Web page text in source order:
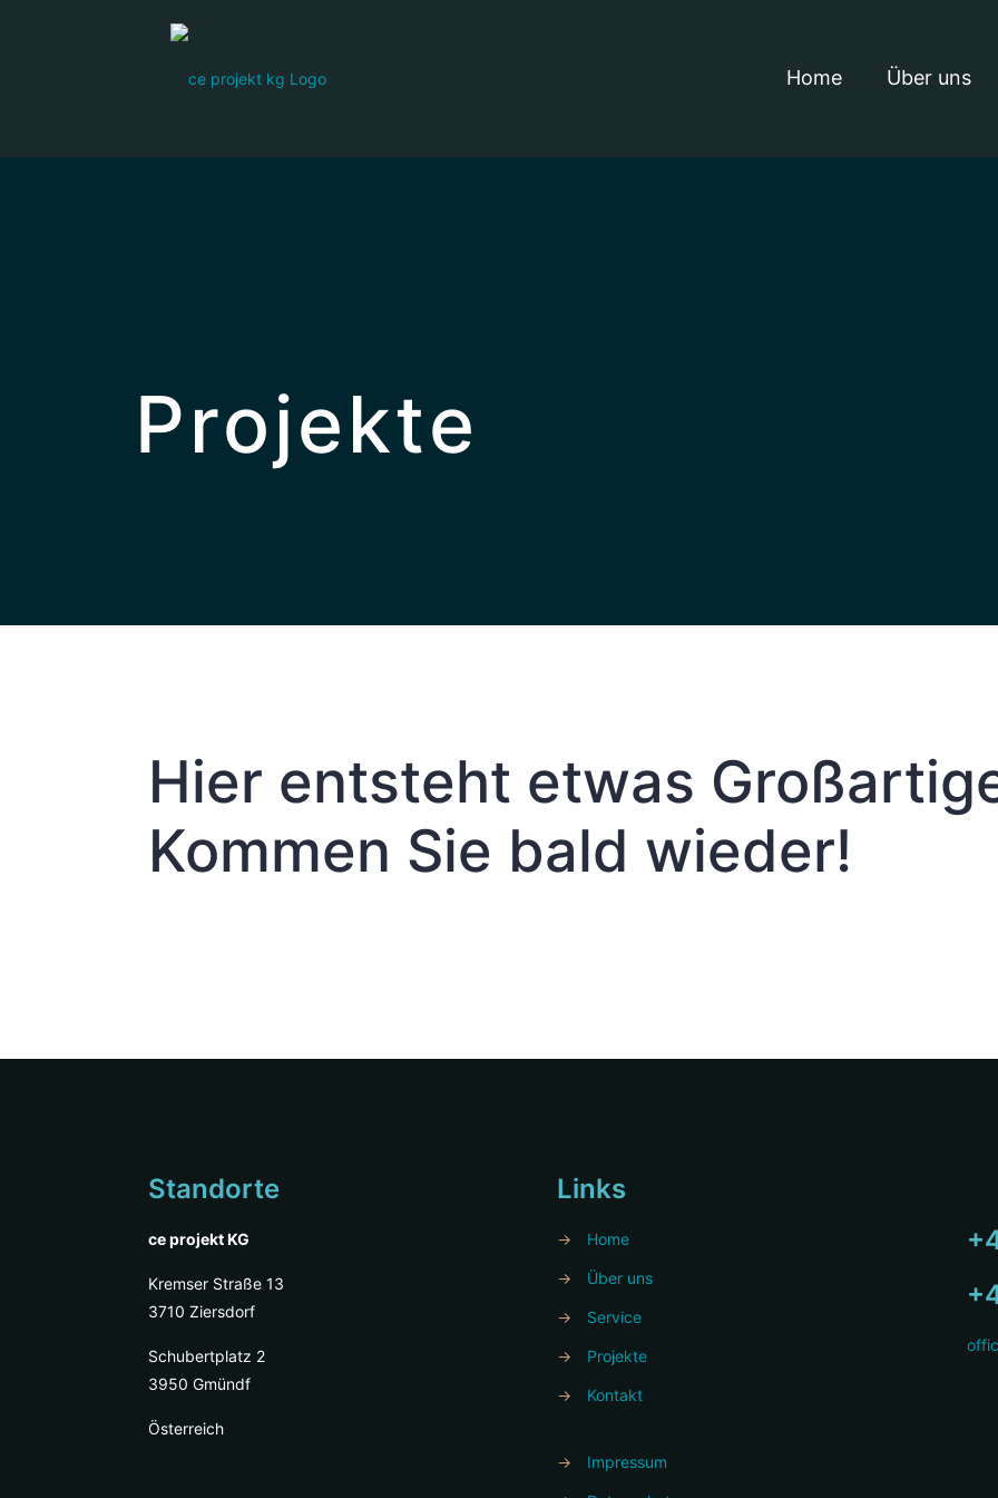
Home Über uns
Projekte
Hier entsteht etwas
Kommen Sie bald wieder!
Standorte
ce projekt KG
Kremser Straße 13
3710 Ziersdorf
Schubertplatz 2
3950 Gmündf
Österreich
Links
→ Home
→ Über uns
→ Service
→ Projekte
→ Kontakt
→ Impressum